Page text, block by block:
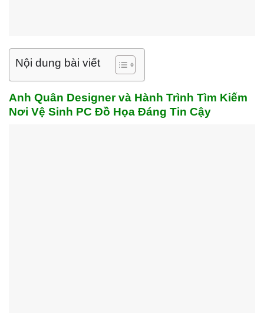
Nội dung bài viết
Anh Quân Designer và Hành Trình Tìm Kiếm
Nơi Vệ Sinh PC Đồ Họa Đáng Tin Cậy